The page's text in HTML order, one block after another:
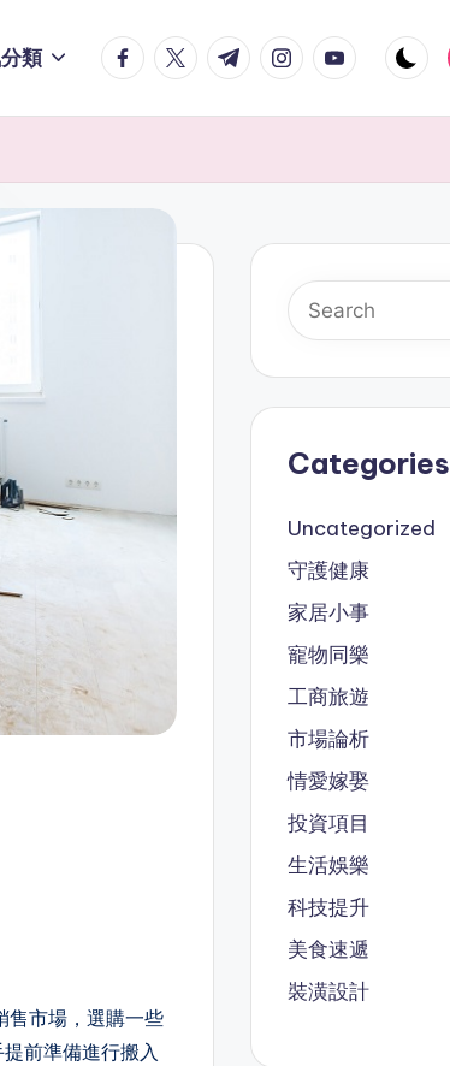
類 facebook.com
twitter.com
t.me instagram.com
youtube.com
售市場，選購一些
前準備進行搬入
Categories
Uncategorized
守護健康
家居小事
寵物同樂
工商旅遊
市場論析
情愛嫁娶
投資項目
生活娛樂
科技提升
美食速遞
裝潢設計